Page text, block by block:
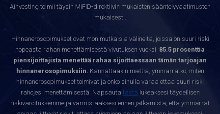
Ainvesting toimii täysin MiFID-direktiivin mukaisten sääntelyvaatimusten
mukaisesti.
Hinnanerosopimukset ovat monimutkaisia välineitä, joissa on suuri riski
nopeasta rahan menettämisestä vivutuksen vuoksi. 85.5 prosenttia
piensijoittajista menettää rahaa sijoittaessaan tämän tarjoajan
hinnanerosopimuksiin. Kannattaakin miettiä, ymmärrätkö, miten
hinnanerosopimukset toimivat ja onko sinulla varaa ottaa suuri riski
rahojesi menettämisestä. Napsauta tästä lukeaksesi täydellisen
riskivaroituksemme ja varmistaaksesi ennen jatkamista, että ymmärrät